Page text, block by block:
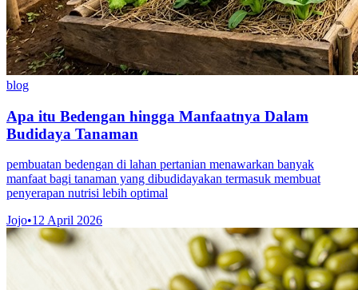
blog
Apa itu Bedengan hingga Manfaatnya Dalam
Budidaya Tanaman
pembuatan bedengan di lahan pertanian menawarkan banyak
manfaat bagi tanaman yang dibudidayakan termasuk membuat
penyerapan nutrisi lebih optimal
Jojo•12 April 2026